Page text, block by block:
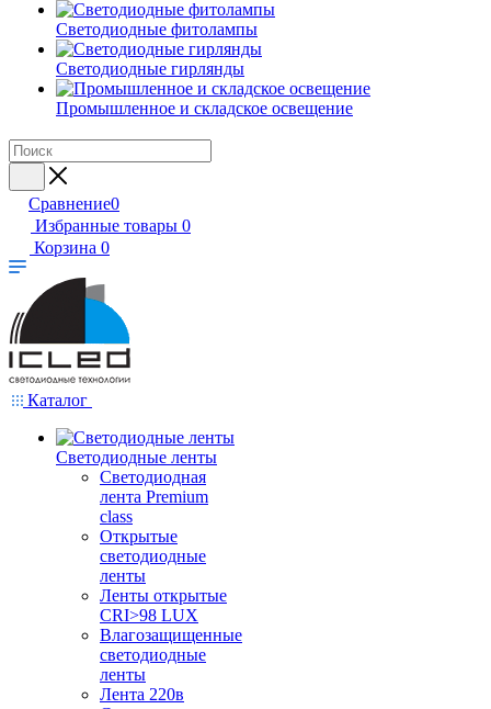
Светодиодные фитолампы
Светодиодные гирлянды
Промышленное и складское освещение
Сравнение0
Избранные товары 0
Корзина 0
Каталог
Светодиодные ленты
Светодиодная
лента Premium
class
Открытые
светодиодные
ленты
Ленты открытые
CRI>98 LUX
Влагозащищенные
светодиодные
ленты
Лента 220в